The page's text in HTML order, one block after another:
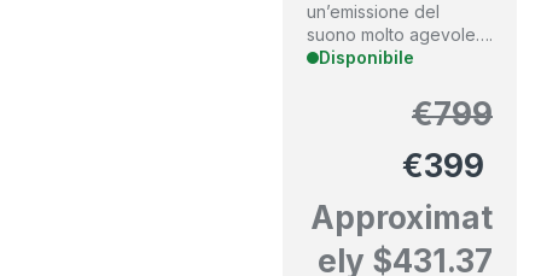
un’emissione del
suono molto agevole….
Disponibile
€799
€399
Approximat
ely $431.37